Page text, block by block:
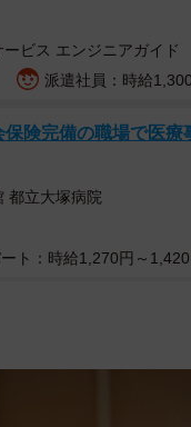
ビス エンジニアガイド
派遣社員：時給
保険完備の職場で医療
都立大塚病院
ト：時給1,270円～